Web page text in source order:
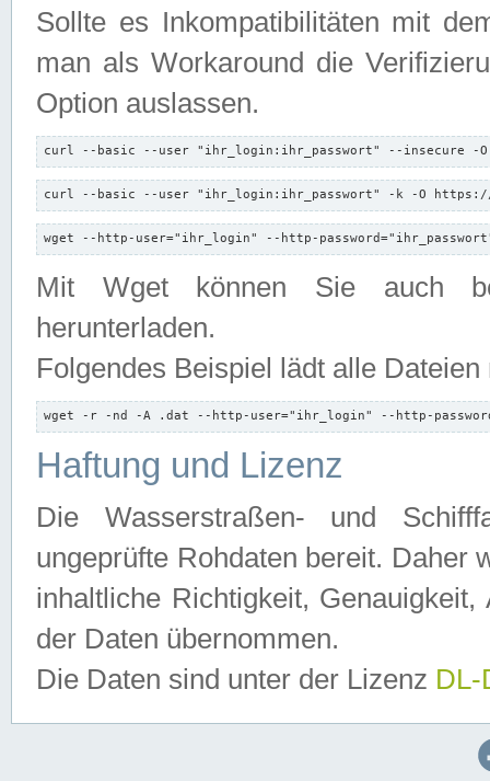
Sollte es Inkompatibilitäten mit
man als Workaround die
Option auslassen.
curl --basic --user "ihr_login:ihr_passwort" --insecure -
curl --basic --user "ihr_login:ihr_passwort" -k -O https://
wget --http-user="ihr_login" --http-
Mit Wget können Sie auch
herunterladen.
Folgendes Beispiel lädt alle
wget -r -nd -A .dat --http-user="ihr_login" --http-
Haftung und Lizenz
Die Wasserstraßen- und
ungeprüfte Rohdaten bereit. Daher
inhaltliche Richtigkeit,
der Daten übernommen.
Die Daten sind unter der Lizenz